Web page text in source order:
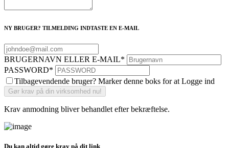
NY BRUGER? TILMELDING INDTASTE EN E-MAIL
BRUGERNAVN ELLER E-MAIL*
PASSWORD*
Tilbagevendende bruger? Marker denne boks for at Logge ind
Krav anmodning bliver behandlet efter bekræftelse.
Du kan altid gøre krav på dit link